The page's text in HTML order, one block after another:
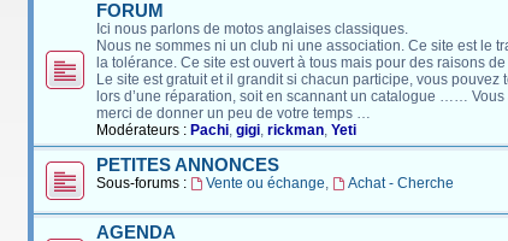
FORUM
Ici nous parlons de motos anglaises classiques.
Nous ne sommes ni un club ni une association. Ce site est le
la tolérance. Ce site est ouvert à tous mais pour des raisons
Le site est gratuit et il grandit si chacun participe, vous
lors d’une réparation, soit en scannant un catalogue ……
merci de donner un peu de votre temps …
Modérateurs : Pachi, gigi, rickman, Yeti
PETITES ANNONCES
Sous-forums : Vente ou échange, Achat - Cherche
AGENDA